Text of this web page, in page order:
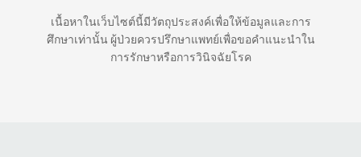
เนื้อหาในเว็บไซต์นี้มีวัตถุประสงค์เพื่อให้ข้อมูลและการ
ศึกษาเท่านั้น ผู้ป่วยควรปรึกษาแพทย์เพื่อขอคำแนะนำใน
การรักษาหรือการวินิจฉัยโรค